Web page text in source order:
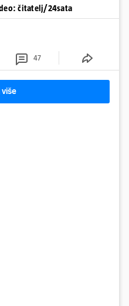
čitatelj/24sata
47
više